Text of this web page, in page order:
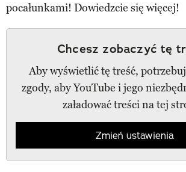
pocałunkami! Dowiedzcie się więcej!
Chcesz zobaczyć tę
Aby wyświetlić tę treść,
zgody, aby YouTube i jego
załadować treści na tej
Zmień ustawienia